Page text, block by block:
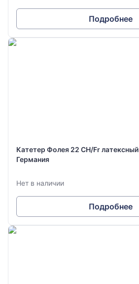
Подробнее
Катетер Фолея 22 CH/Fr латексный Vogt Medical
Германия
Нет в наличии
Подробнее